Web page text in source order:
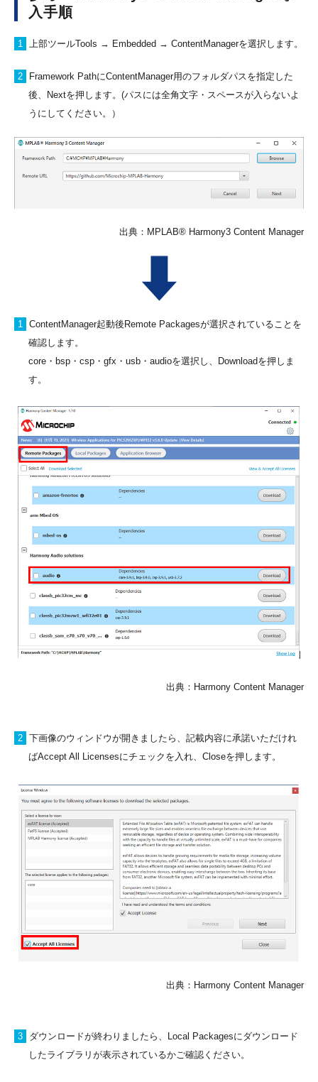
入手順
1 上部ツールTools → Embedded → ContentManagerを選択します。
2
Framework PathにContentManager用のフォルダパスを指定した
後、Nextを押します。(パスには全角文字・スペースが入らないよ
うにしてください。）
出典：MPLAB® Harmony3 Content Manager
1 ContentManager起動後Remote Packagesが選択されていることを
確認します。
core・bsp・csp・gfx・usb・audioを選択し、Downloadを押しま
す。
出典：Harmony Content Manager
2 下画像のウィンドウが開きましたら、記載内容に承諾いただけれ
ばAccept All Licensesにチェックを入れ、Closeを押します。
出典：Harmony Content Manager
3
ダウンロードが終わりましたら、Local Packagesにダウンロード
したライブラリが表示されているかご確認ください。